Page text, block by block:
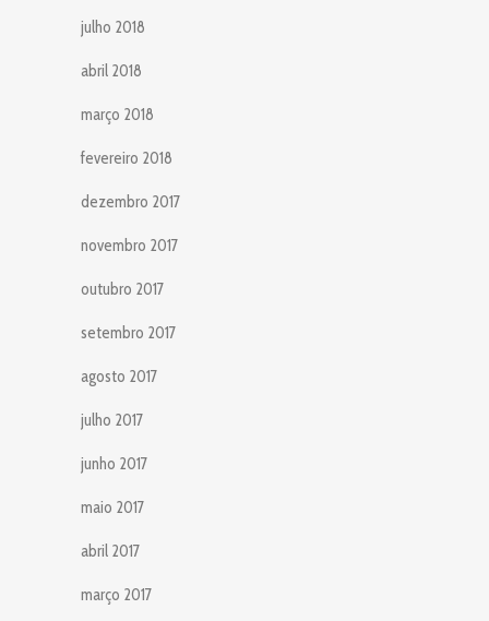
julho 2018
abril 2018
março 2018
fevereiro 2018
dezembro 2017
novembro 2017
outubro 2017
setembro 2017
agosto 2017
julho 2017
junho 2017
maio 2017
abril 2017
março 2017